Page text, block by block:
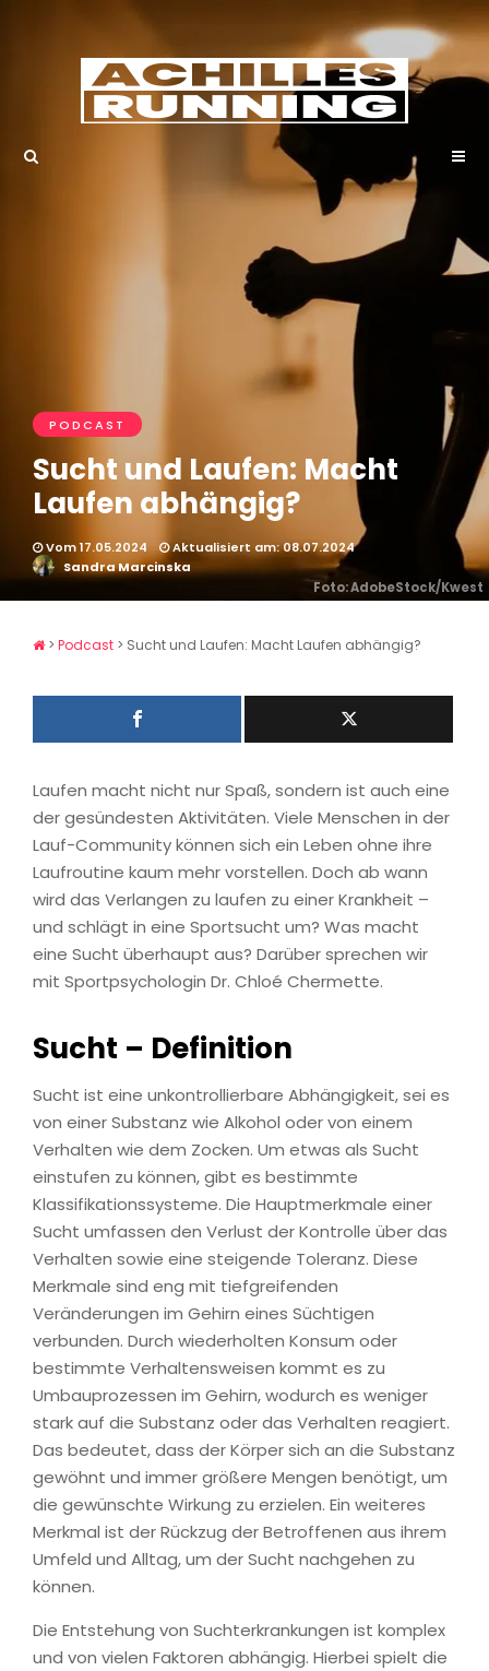
PODCAST
Sucht und Laufen: Macht
Laufen abhängig?
Vom 17.05.2024
Aktualisiert am: 08.07.2024
Sandra Marcinska
Foto: AdobeStock/Kwest
> Podcast > Sucht und Laufen: Macht Laufen abhängig?
Laufen macht nicht nur Spaß, sondern ist auch eine
der gesündesten Aktivitäten. Viele Menschen in der
Lauf-Community können sich ein Leben ohne ihre
Laufroutine kaum mehr vorstellen. Doch ab wann
wird das Verlangen zu laufen zu einer Krankheit –
und schlägt in eine Sportsucht um? Was macht
eine Sucht überhaupt aus? Darüber sprechen wir
mit Sportpsychologin Dr. Chloé Chermette.
Sucht – Definition
Sucht ist eine unkontrollierbare Abhängigkeit, sei es
von einer Substanz wie Alkohol oder von einem
Verhalten wie dem Zocken. Um etwas als Sucht
einstufen zu können, gibt es bestimmte
Klassifikationssysteme. Die Hauptmerkmale einer
Sucht umfassen den Verlust der Kontrolle über das
Verhalten sowie eine steigende Toleranz. Diese
Merkmale sind eng mit tiefgreifenden
Veränderungen im Gehirn eines Süchtigen
verbunden. Durch wiederholten Konsum oder
bestimmte Verhaltensweisen kommt es zu
Umbauprozessen im Gehirn, wodurch es weniger
stark auf die Substanz oder das Verhalten reagiert.
Das bedeutet, dass der Körper sich an die Substanz
gewöhnt und immer größere Mengen benötigt, um
die gewünschte Wirkung zu erzielen. Ein weiteres
Merkmal ist der Rückzug der Betroffenen aus ihrem
Umfeld und Alltag, um der Sucht nachgehen zu
können.
Die Entstehung von Suchterkrankungen ist komplex
und von vielen Faktoren abhängig. Hierbei spielt die